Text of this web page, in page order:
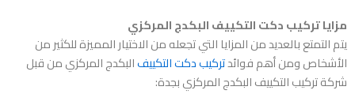
مزايا تركيب دكت التكييف البكدج المركزي
يتم التمتع بالعديد من المزايا التي تجعله من الاختيار المميزة للكثير من
الأشخاص ومن أهم فوائدتركيب دكت التكييفالبكدج المركزي من قبل
شركة تركيب التكييف البكدج المركزي بجدة: